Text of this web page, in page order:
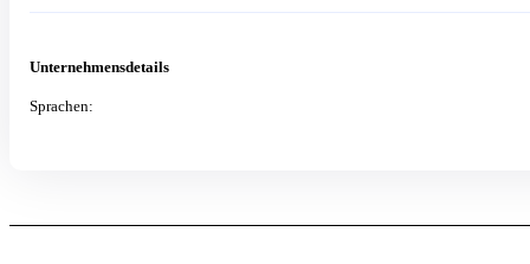
Unternehmensdetails
Sprachen: